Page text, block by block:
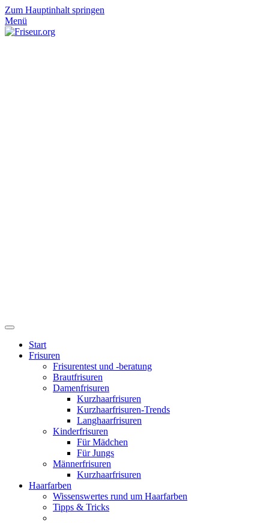
Zum Hauptinhalt springen
Menü
Start
Frisuren
Frisurentest und -beratung
Brautfrisuren
Damenfrisuren
Kurzhaarfrisuren
Kurzhaarfrisuren-Trends
Langhaarfrisuren
Kinderfrisuren
Für Mädchen
Für Jungs
Männerfrisuren
Kurzhaarfrisuren
Haarfarben
Wissenswertes rund um Haarfarben
Tipps & Tricks